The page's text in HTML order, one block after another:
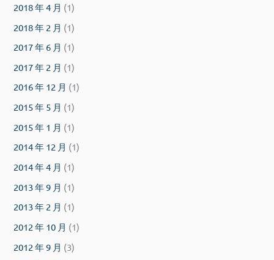
2018 年 4 月 (1)
2018 年 2 月 (1)
2017 年 6 月 (1)
2017 年 2 月 (1)
2016 年 12 月 (1)
2015 年 5 月 (1)
2015 年 1 月 (1)
2014 年 12 月 (1)
2014 年 4 月 (1)
2013 年 9 月 (1)
2013 年 2 月 (1)
2012 年 10 月 (1)
2012 年 9 月 (3)